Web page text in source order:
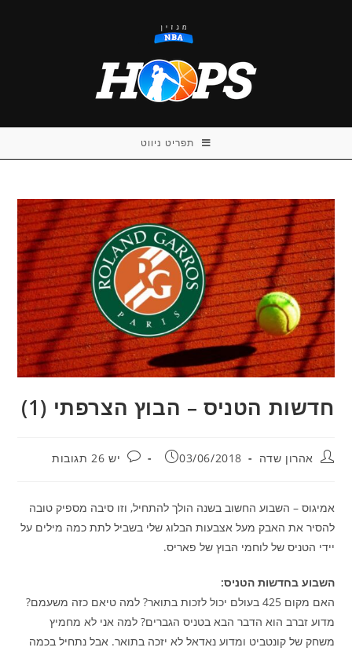
תפריט ניווט
חדשות הטניס – הבוץ הצרפתי (1)
מחבר:אהרון שדה פורסם:
03/06/2018 תגובות:
יש 26 תגובות
אמיגוס – השבוע החשוב בשנה הולך להתחיל, וזו סיבה מספיק טובה
להסיר את האבק מעל אצבעות הבלוג שלי בשביל לתת כמה מילים על
יידי הטניס של לוחמי הבוץ של פאריס.
השבוע בחדשות הטניס:
האם מקום 425 בעולם יכול לזכות בתואר? למה טיאם כזה משעמם?
מדוע זברב הוא הדבר הבא בטניס הגברים? למה אני לא מחמיץ
משחק של קונטביט ומדוע נאדאל לא יזכה בתואר. אבל נתחיל בכמה